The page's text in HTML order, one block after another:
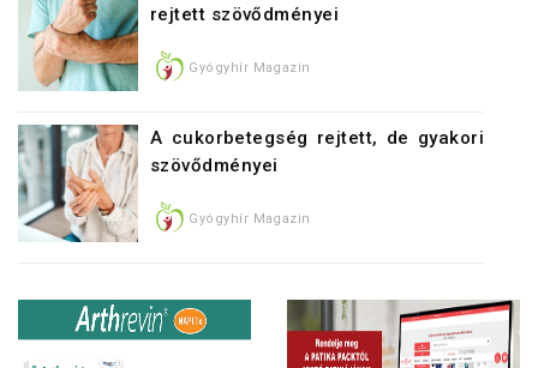
rejtett szövődményei
Gyógyhír Magazin
A cukorbetegség rejtett, de gyakori
szövődményei
Gyógyhír Magazin